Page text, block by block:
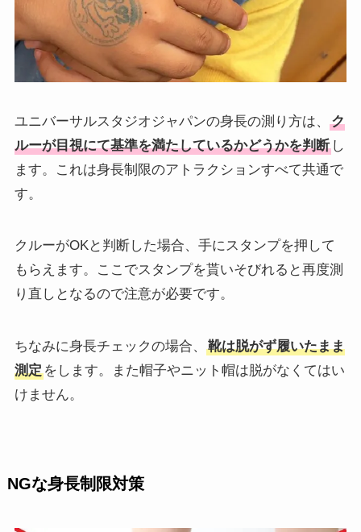
ユニバーサルスタジオジャパンの身長の測り方は、
ク
ルーが目視にて基準を満たしているかどうかを判断し
ます。これは身長制限のアトラクションすべて共通で
す。
クルーがOKと判断した場合、手にスタンプを押して
もらえます。ここでスタンプを貰いそびれると再度測
り直しとなるので注意が必要です。
ちなみに身長チェックの場合、
靴は脱がず履いたまま
測定をします。また帽子やニット帽は脱がなくてはい
けません。
NGな身長制限対策